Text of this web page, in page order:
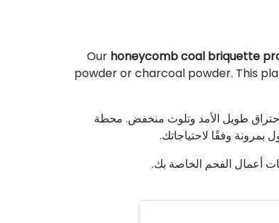
Our honeycomb coal briquette
powder or charcoal powder. This
طويل الأمد وتلوث منخفض. محطة
أعمال الفحم الخاصة بك.